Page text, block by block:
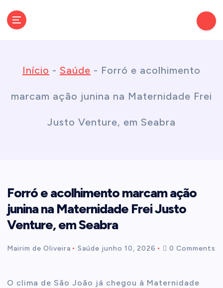
Início - Saúde - Forró e acolhimento
marcam ação junina na Maternidade Frei
Justo Venture, em Seabra
Forró e acolhimento marcam ação
junina na Maternidade Frei Justo
Venture, em Seabra
Mairim de Oliveira Saúde junho 10, 2026 0 Comments
O clima de São João já chegou à Maternidade